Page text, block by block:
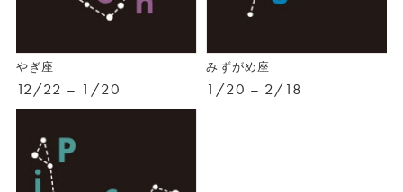
やぎ座
12/22 – 1/20
みずがめ座
1/20 – 2/18